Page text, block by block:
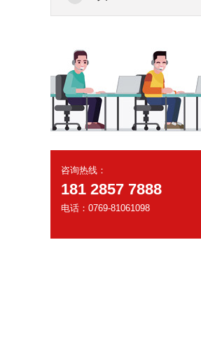
咨询热线：
181 2857 7888
电话：0769-81061098